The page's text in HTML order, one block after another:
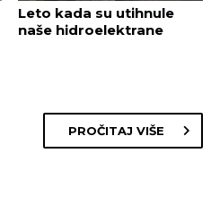
Leto kada su utihnule
naše hidroelektrane
PROČITAJ VIŠE